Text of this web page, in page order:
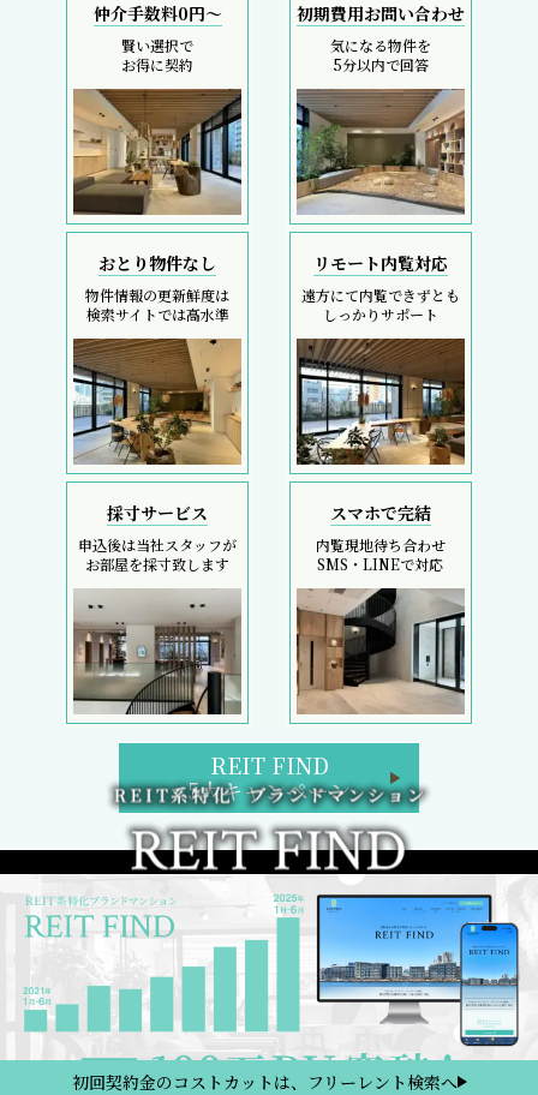
仲介手数料0円～
賢い選択で
お得に契約
初期費用お問い合わせ
気になる物件を
5分以内で回答
おとり物件なし
物件情報の更新鮮度は
検索サイトでは高水準
リモート内覧対応
遠方にて内覧できずとも
しっかりサポート
採寸サービス
申込後は当社スタッフが
お部屋を採寸致します
スマホで完結
内覧現地待ち合わせ
SMS・LINEで対応
REIT FIND
5大キャンペーン
初回契約金のコストカットは、フリーレント検索へ